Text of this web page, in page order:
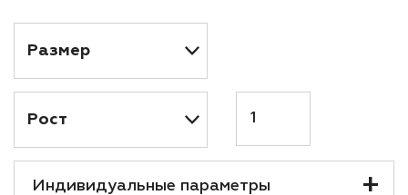
Индивидуальные параметры